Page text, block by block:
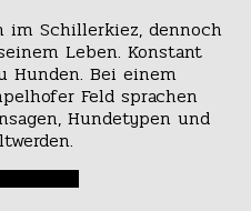
im Schillerkiez, dennoch
Leben. Konstant
Hunden. Bei einem
Feld sprachen
Hundetypen und